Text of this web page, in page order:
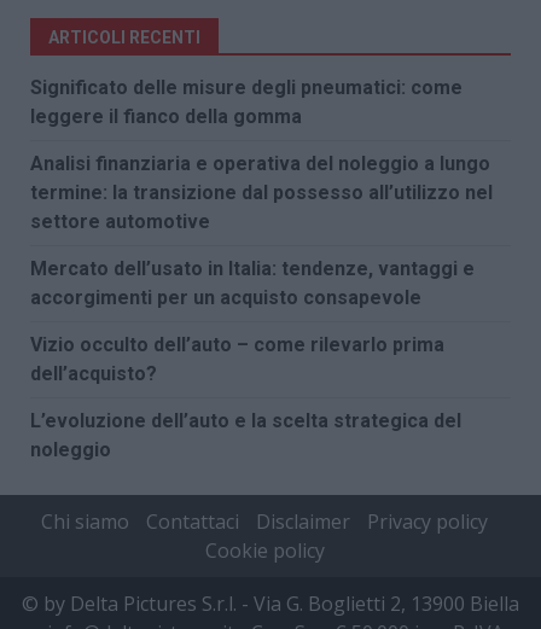
ARTICOLI RECENTI
Significato delle misure degli pneumatici: come
leggere il fianco della gomma
Analisi finanziaria e operativa del noleggio a lungo
termine: la transizione dal possesso all’utilizzo nel
settore automotive
Mercato dell’usato in Italia: tendenze, vantaggi e
accorgimenti per un acquisto consapevole
Vizio occulto dell’auto – come rilevarlo prima
dell’acquisto?
L’evoluzione dell’auto e la scelta strategica del
noleggio
Chi siamo Contattaci Disclaimer
Privacy policy
Cookie policy
© by Delta Pictures S.r.l. - Via G. Boglietti 2, 13900 Biella